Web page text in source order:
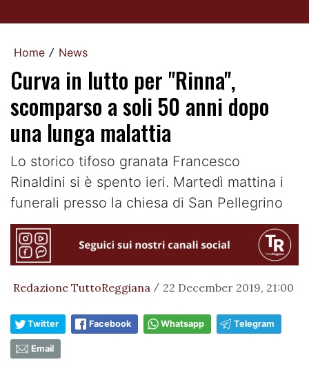
Home / News
Curva in lutto per "Rinna",
scomparso a soli 50 anni dopo
una lunga malattia
Lo storico tifoso granata Francesco
Rinaldini si è spento ieri. Martedì mattina i
funerali presso la chiesa di San Pellegrino
Redazione TuttoReggiana / 22 December 2019, 21:00
Twitter Facebook Whatsapp Telegram
Email